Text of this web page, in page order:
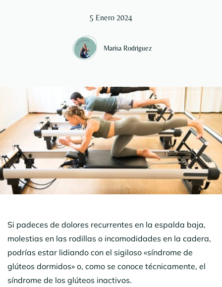
5 Enero 2024
Marisa Rodriguez
Si padeces de dolores recurrentes en la espalda baja,
molestias en las rodillas o incomodidades en la cadera,
podrías estar lidiando con el sigiloso «síndrome de
glúteos dormidos» o, como se conoce técnicamente, el
síndrome de los glúteos inactivos.